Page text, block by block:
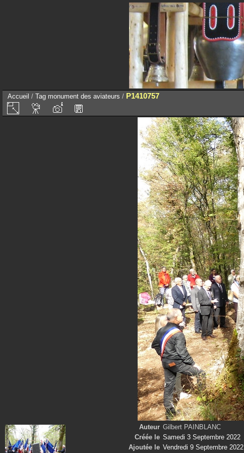
Accueil / Tag monument des aviateurs / P1410757
Auteur Gilbert PAINBLANC
Créée le Samedi 3 Septembre 2022
Ajoutée le Vendredi 9 Septembre 2022